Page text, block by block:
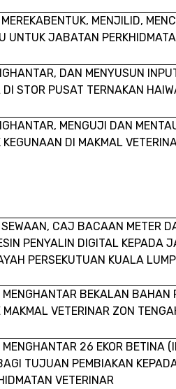
MENJILID,
UNTUK JABATAN
DAN MENYUSUN
STOR PUSAT TERNAKAN
MENGUJI DAN
DI MAKMAL
CAJ BACAAN METER
PENYALIN DIGITAL KEPADA
PERSEKUTUAN KUALA
MENGHANTAR BEKALAN
MAKMAL VETERINAR ZON
26 EKOR BETINA
TUJUAN PEMBIAKAN
VETERINAR